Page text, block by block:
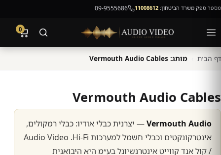
מספר ספק משרד הביטחון: 11008612
09-9555686
0
דף הבית מותג: Vermouth Audio Cables
Vermouth Audio Cables
Vermouth Audio— יצרנית כבלי אודיו: כבלי רמקולים,
אינטרקונקטים וכבלי חשמל למערכות Hi-Fi
.
Audio Video
/ קול אנד קווייט אינטרנשיונל בע״מ היא היבואנית